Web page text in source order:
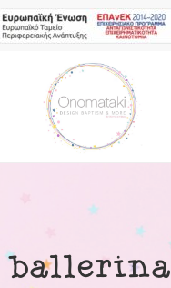
ballerina